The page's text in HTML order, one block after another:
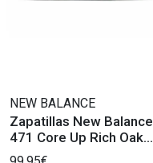
NEW BALANCE
Zapatillas New Balance
471 Core Up Rich Oak
breakfast Tea